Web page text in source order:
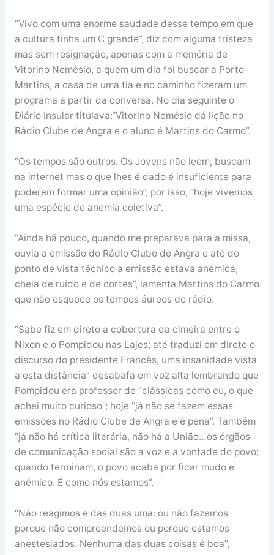
“Vivo com uma enorme saudade desse tempo em que
a cultura tinha um C grande”, diz com alguma tristeza
mas sem resignação, apenas com a memória de
Vitorino Nemésio, a quem um dia foi buscar a Porto
Martins, a casa de uma tia e no caminho fizeram um
programa a partir da conversa. No dia seguinte o
Diário Insular titulava:“Vitorino Nemésio dá lição no
Rádio Clube de Angra e o aluno é Martins do Carmo”.
“Os tempos são outros. Os Jovens não leem, buscam
na internet mas o que lhes é dado é insuficiente para
poderem formar uma opinião”, por isso, “hoje vivemos
uma espécie de anemia coletiva”.
“Ainda há pouco, quando me preparava para a missa,
ouvia a emissão do Rádio Clube de Angra e até do
ponto de vista técnico a emissão estava anémica,
cheia de ruído e de cortes”, lamenta Martins do Carmo
que não esquece os tempos áureos do rádio.
“Sabe fiz em direto a cobertura da cimeira entre o
Nixon e o Pompidou nas Lajes; até traduzi em direto o
discurso do presidente Francês, uma insanidade vista
a esta distância” desabafa em voz alta lembrando que
Pompidou era professor de “clássicas como eu, o que
achei muito curioso”; hoje “já não se fazem essas
emissões no Rádio Clube de Angra e é pena”. Também
“já não há crítica literária, não há a União…os órgãos
de comunicação social são a voz e a vontade do povo;
quando terminam, o povo acaba por ficar mudo e
anémico. É como nós estamos”.
“Não reagimos e das duas uma: ou não fazemos
porque não compreendemos ou porque estamos
anestesiados. Nenhuma das duas coisas é boa”,